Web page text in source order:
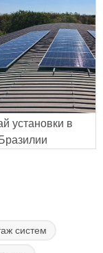
установки в
Бразилии
систем